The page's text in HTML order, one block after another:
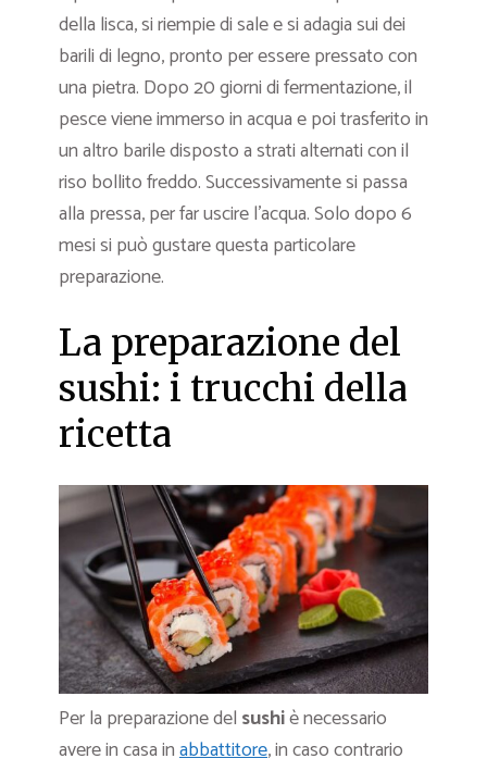
della lisca, si riempie di sale e si adagia sui dei
barili di legno, pronto per essere pressato con
una pietra. Dopo 20 giorni di fermentazione, il
pesce viene immerso in acqua e poi trasferito in
un altro barile disposto a strati alternati con il
riso bollito freddo. Successivamente si passa
alla pressa, per far uscire l’acqua. Solo dopo 6
mesi si può gustare questa particolare
preparazione.
La preparazione del
sushi: i trucchi della
ricetta
Per la preparazione del sushiè necessario
avere in casa inabbattitore, in caso contrario